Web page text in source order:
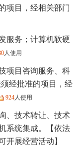
项目，经相关部门
服务；计算机软硬
人使用
项目咨询服务、科
经批准的项目，经
924人使用
、技术转让、技术
系统集成。【依法
开展经营活动】